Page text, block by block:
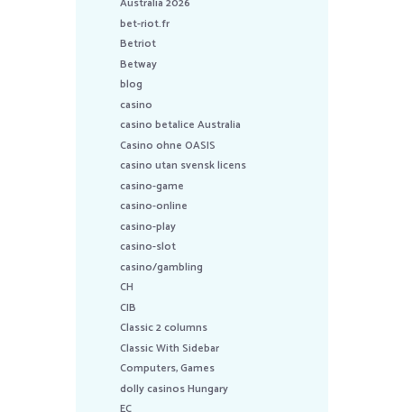
bet-riot.fr
Betriot
Betway
blog
casino
casino betalice Australia
Casino ohne OASIS
casino utan svensk licens
casino-game
casino-online
casino-play
casino-slot
casino/gambling
CH
CIB
Classic 2 columns
Classic With Sidebar
Computers, Games
dolly casinos Hungary